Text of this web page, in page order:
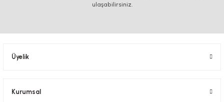
ulaşabilirsiniz.
Üyelik
Kurumsal